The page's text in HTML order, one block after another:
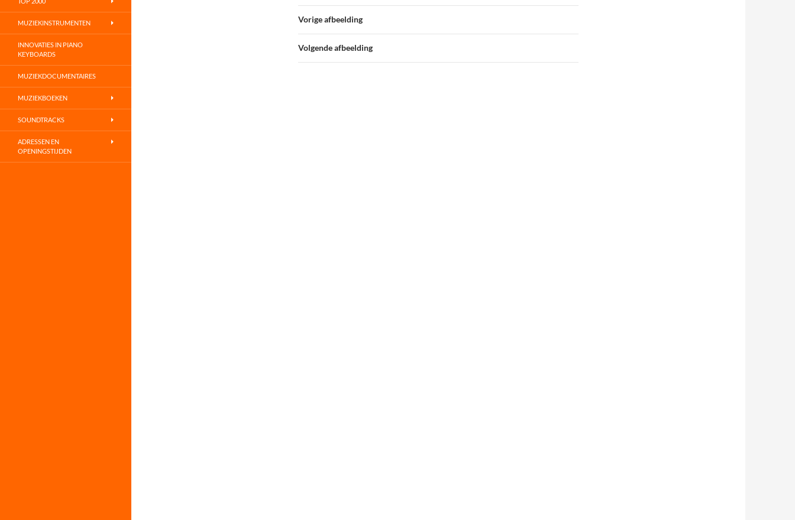
Vorige afbeelding
Volgende afbeelding
MUZIEKINSTRUMENTEN
INNOVATIES IN PIANO
KEYBOARDS
MUZIEKDOCUMENTAIRES
MUZIEKBOEKEN
SOUNDTRACKS
ADRESSEN EN
OPENINGSTIJDEN